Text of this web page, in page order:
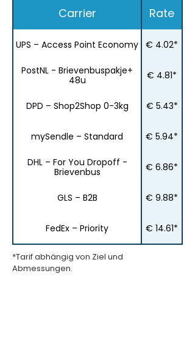
Carrier Rate
UPS – Access Point Economy € 4.02*
PostNL - Brievenbuspakje+
48u
€ 4.81*
DPD – Shop2Shop 0-3kg € 5.43*
mySendle – Standard € 5.94*
DHL – For You Dropoff -
Brievenbus
€ 6.86*
GLS – B2B € 9.88*
FedEx – Priority € 14.61*
*Tarif abhängig von Ziel und
Abmessungen.